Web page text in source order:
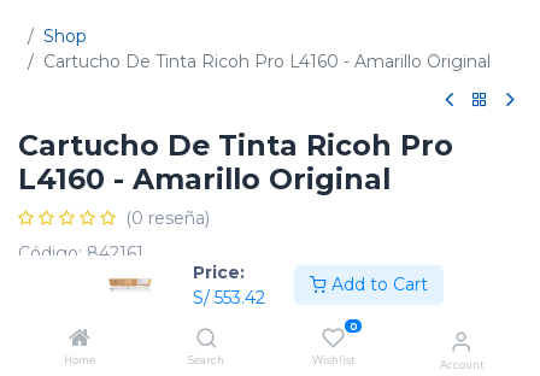
Price:
S/ 553.42
Add to Cart
Home Search
0
Wishlist Account
Shop
Cartucho De Tinta Ricoh Pro L4160 - Amarillo Original
Cartucho De Tinta Ricoh Pro
L4160 - Amarillo Original
(0 reseña)
Código: 842161